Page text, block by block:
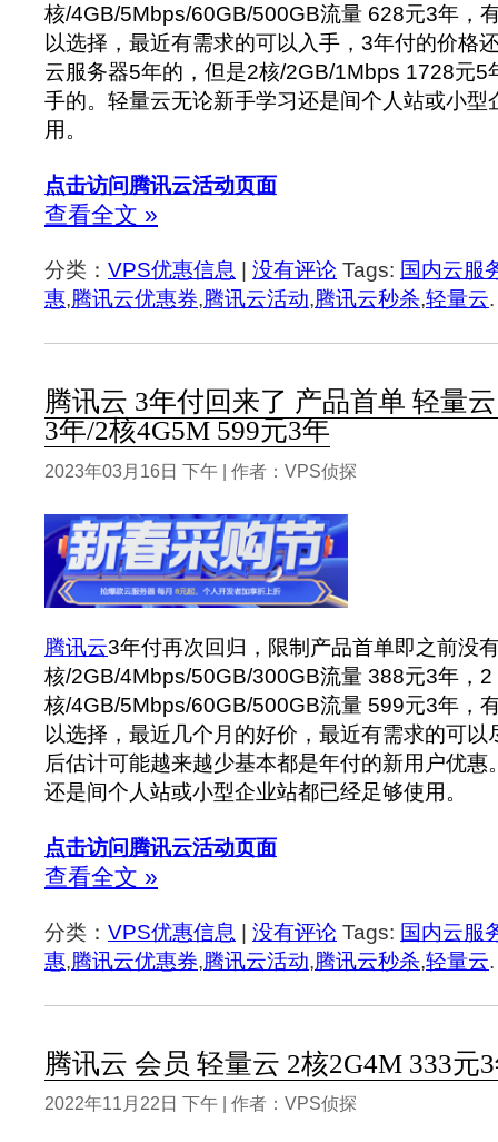
核/4GB/5Mbps/60GB/500GB流量 628元3年，
以选择，最近有需求的可以入手，3年付的价格
云服务器5年的，但是2核/2GB/1Mbps 1728元5
手的。轻量云无论新手学习还是间个人站或小型
用。
点击访问腾讯云活动页面
查看全文 »
分类： VPS优惠信息 | 没有评论 Tags: 国内云服
惠,腾讯云优惠券,腾讯云活动,腾讯云秒杀,轻量云.
腾讯云 3年付回来了 产品首单 轻量
3年/2核4G5M 599元3年
2023年03月16日 下午 | 作者：VPS侦探
腾讯云3年付再次回归，限制产品首单即之前没
核/2GB/4Mbps/50GB/300GB流量 388元3年，2
核/4GB/5Mbps/60GB/500GB流量 599元3年，
以选择，最近几个月的好价，最近有需求的可以
后估计可能越来越少基本都是年付的新用户优惠
还是间个人站或小型企业站都已经足够使用。
点击访问腾讯云活动页面
查看全文 »
分类： VPS优惠信息 | 没有评论 Tags: 国内云服
惠,腾讯云优惠券,腾讯云活动,腾讯云秒杀,轻量云.
腾讯云 会员 轻量云 2核2G4M 333元
2022年11月22日 下午 | 作者：VPS侦探